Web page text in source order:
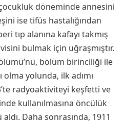
döneminde annesini
ise tifüs hastalığından
tıp alanına kafayı takmış
bulmak için uğraşmıştır.
bölüm birinciliği ile
yolunda, ilk adımı
radyoaktiviteyi keşfetti ve
kullanılmasına öncülük
Daha sonrasında, 1911